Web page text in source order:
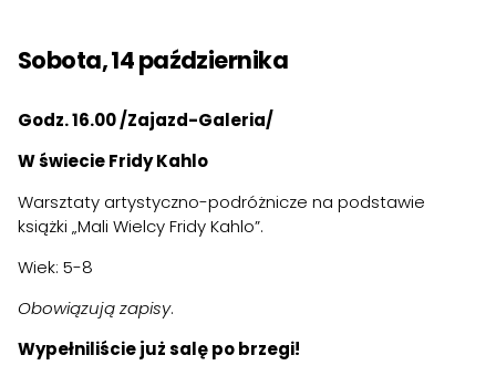
Sobota, 14 października
Godz. 16.00 /Zajazd-Galeria/
W świecie Fridy Kahlo
Warsztaty artystyczno-podróżnicze na podstawie
książki „Mali Wielcy Fridy Kahlo”.
Wiek: 5-8
Obowiązują zapisy.
Wypełniliście już salę po brzegi!